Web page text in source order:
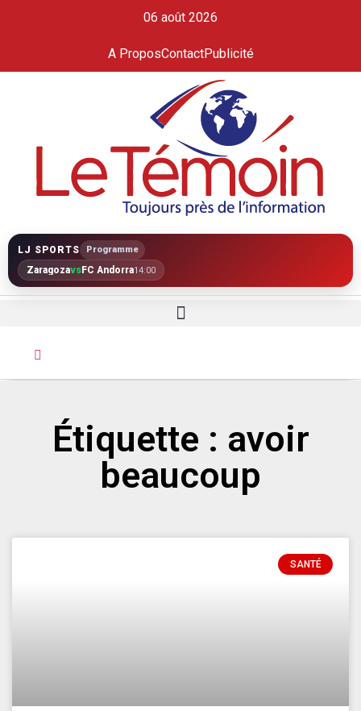
06 août 2026
A ProposContactPublicité
LJ SPORTS Programme
ZaragozavsFC Andorra14:00
Étiquette : avoir
beaucoup
SANTÉ